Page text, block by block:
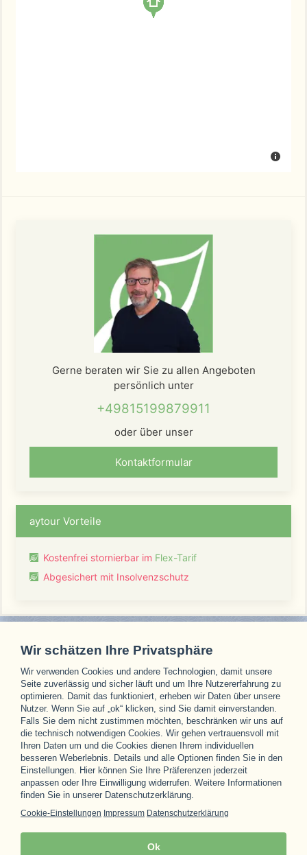
Gerne beraten wir Sie zu allen Angeboten
persönlich unter
+49815199879911
oder über unser
Kontaktformular
aytour Vorteile
Kostenfrei stornierbar im Flex-Tarif
Abgesichert mit Insolvenzschutz
Unsere Partner
Wir schätzen Ihre Privatsphäre
Wir verwenden Cookies und andere Technologien, damit unsere
Seite zuverlässig und sicher läuft und um Ihre Nutzererfahrung zu
optimieren. Damit das funktioniert, erheben wir Daten über unsere
Nutzer. Wenn Sie auf „ok“ klicken, sind Sie damit einverstanden.
Falls Sie dem nicht zustimmen möchten, beschränken wir uns auf
die technisch notwendigen Cookies. Wir gehen vertrauensvoll mit
Ihren Daten um und die Cookies dienen Ihrem individuellen
besseren Weberlebnis. Details und alle Optionen finden Sie in den
Einstellungen. Hier können Sie Ihre Präferenzen jederzeit
anpassen oder Ihre Einwilligung widerrufen. Weitere Informationen
finden Sie in unserer Datenschutzerklärung.
Cookie-Einstellungen Impressum Datenschutzerklärung
Ok